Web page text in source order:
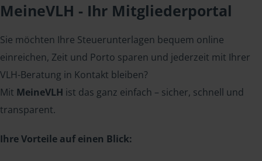
MeineVLH - Ihr Mitgliederportal
Sie möchten Ihre Steuerunterlagen bequem online
einreichen, Zeit und Porto sparen und jederzeit mit Ihrer
VLH-Beratung in Kontakt bleiben?
Mit MeineVLH ist das ganz einfach – sicher, schnell und
transparent.
Ihre Vorteile auf einen Blick: